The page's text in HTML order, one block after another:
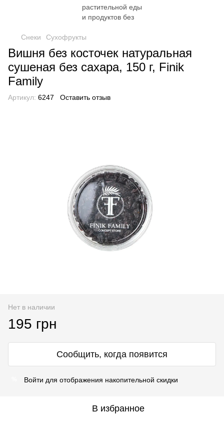
Снеки Сухофрукты
Вишня без косточек натуральная
сушеная без сахара, 150 г, Finik
Family
Артикул: 6247 Оставить отзыв
Нет в наличии
195 грн
Сообщить, когда появится
Войти для отображения накопительной скидки
В избранное